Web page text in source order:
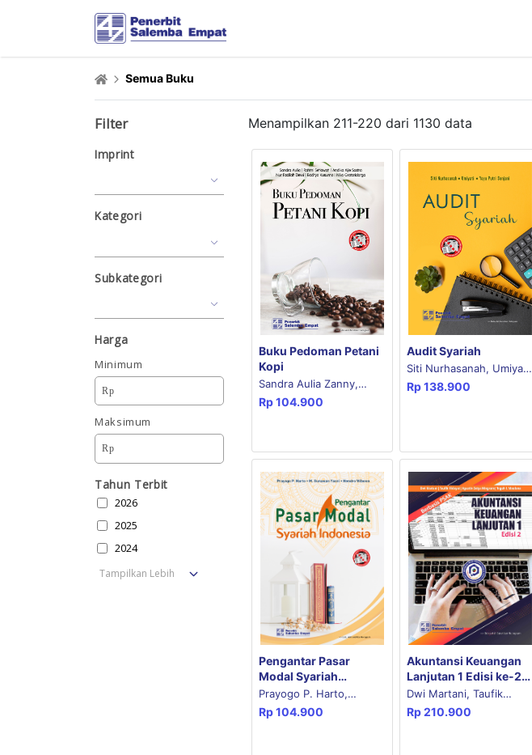
Semua Buku
Filter
Imprint
Kategori
Subkategori
Harga
Minimum
Rp
Maksimum
Rp
Tahun Terbit
2026
2025
2024
Tampilkan Lebih
Menampilkan 211-220 dari 1130 data
Buku Pedoman Petani
Kopi
Sandra Aulia Zanny,
Rahmi Setiawati, Andika
Rp104.900
Audit Syariah
Siti Nurhasanah, Umiyati,
Yayu Putri Senjani
Rp138.900
Pengantar Pasar
Modal Syariah
Indonesia
Prayogo P. Harto,
Muhammad Gunawan
Rp104.900
Akuntansi Keuangan
Lanjutan 1 Edisi ke-2
(Berbasis PSAK)
Dwi Martani, Taufik
Hidayat, Agustin Setya
Rp210.900